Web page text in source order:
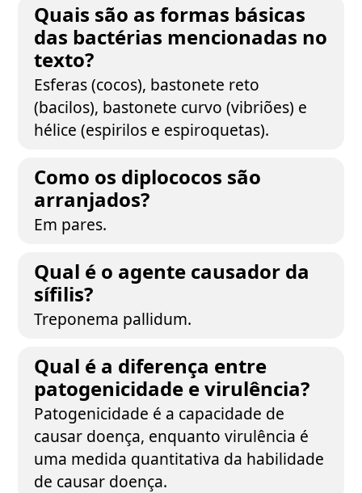
Quais são as formas básicas
das bactérias mencionadas no
texto?
Esferas (cocos), bastonete reto
(bacilos), bastonete curvo (vibriões) e
hélice (espirilos e espiroquetas).
Como os diplococos são
arranjados?
Em pares.
Qual é o agente causador da
sífilis?
Treponema pallidum.
Qual é a diferença entre
patogenicidade e virulência?
Patogenicidade é a capacidade de
causar doença, enquanto virulência é
uma medida quantitativa da habilidade
de causar doença.